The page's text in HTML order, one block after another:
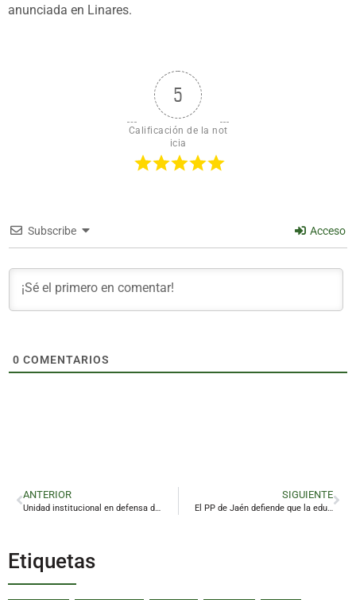
anunciada en Linares.
5
Calificación de la not
icia
Subscribe Acceso
0 COMENTARIOS
ANTERIOR
Unidad institucional en defensa de la Universidad de Jaén
SIGUIENTE
El PP de Jaén defiende que la educación pública andaluza está «en el camino correcto» con Juanma Moreno
Etiquetas